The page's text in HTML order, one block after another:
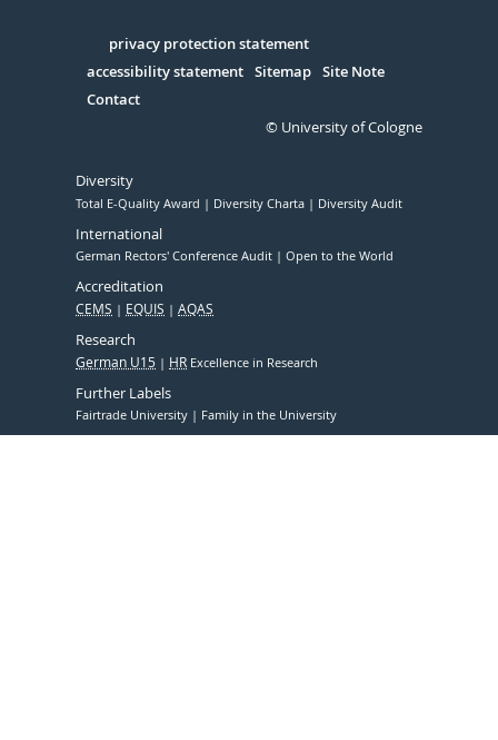
Serivce
privacy protection statement
accessibility statement Sitemap Site Note
Contact
© University of Cologne
Diversity
Total E-Quality Award Diversity Charta Diversity Audit
International
German Rectors' Conference Audit Open to the World
Accreditation
CEMS EQUIS AQAS
Research
German U15 HR Excellence in Research
Further Labels
Fairtrade University Family in the University